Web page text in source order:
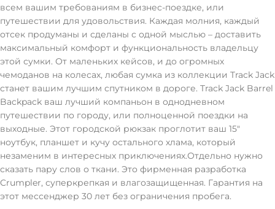
всем вашим требованиям в бизнес-поездке, или
путешествии для удовольствия. Каждая молния, каждый
отсек продуманы и сделаны с одной мыслью – доставить
максимальный комфорт и функциональность владельцу
этой сумки. От маленьких кейсов, и до огромных
чемоданов на колесах, любая сумка из коллекции Track Jack
станет вашим лучшим спутником в дороге. Track Jack Barrel
Backpack ваш лучший компаньон в однодневном
путешествии по городу, или полноценной поездки на
выходные. Этот городской рюкзак проглотит ваш 15"
ноутбук, планшет и кучу остального хлама, который
незаменим в интересных приключениях.Отдельно нужно
сказать пару слов о ткани. Это фирменная разработка
Crumpler, суперкрепкая и влагозащищенная. Гарантия на
этот мессенджер 30 лет без ограничения пробега.